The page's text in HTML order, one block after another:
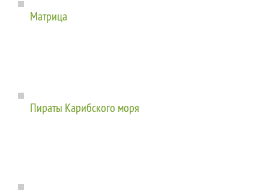
Матрица
Пираты Карибского моря